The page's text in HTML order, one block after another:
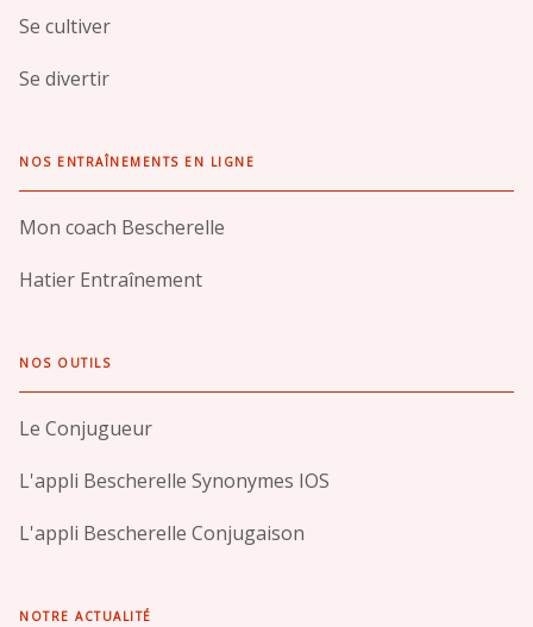
Se cultiver
Se divertir
NOS ENTRAÎNEMENTS EN LIGNE
Mon coach Bescherelle
Hatier Entraînement
NOS OUTILS
Le Conjugueur
L'appli Bescherelle Synonymes IOS
L'appli Bescherelle Conjugaison
NOTRE ACTUALITÉ